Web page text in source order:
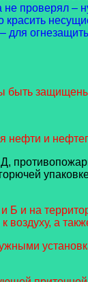
проверял
защищены
и
Б и на
воздуху, а